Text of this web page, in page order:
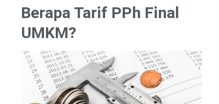
Berapa Tarif PPh Final
UMKM?